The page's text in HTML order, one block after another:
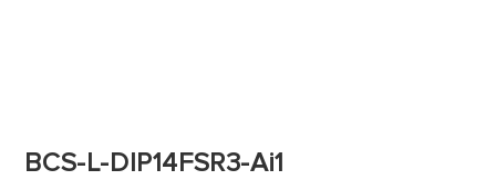
BCS-L-DIP14FSR3-Ai1